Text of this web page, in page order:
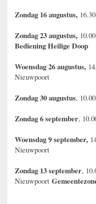
Zondag 16 augustus,
Zondag 23 augustus,
Bediening Heilige Doop
Woensdag 26 augustus,
Nieuwpoort
Zondag 30 augustus,
Zondag 6 september,
Woensdag 9 september,
Nieuwpoort
Zondag 13 september,
Nieuwpoort